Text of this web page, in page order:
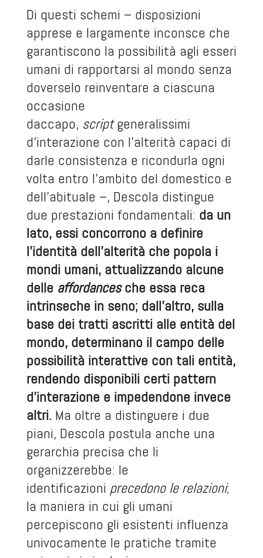
Di questi schemi – disposizioni
apprese e largamente inconsce che
garantiscono la possibilità agli esseri
umani di rapportarsi al mondo senza
doverselo reinventare a ciascuna
occasione
daccapo, scriptgeneralissimi
d’interazione con l’alterità capaci di
darle consistenza e ricondurla ogni
volta entro l’ambito del domestico e
dell’abituale –, Descola distingue
due prestazioni fondamentali: da un
lato, essi concorrono a definire
l’identità dell’alterità che popola i
mondi umani, attualizzando alcune
delle affordancesche essa reca
intrinseche in seno; dall’altro, sulla
base dei tratti ascritti alle entità del
mondo, determinano il campo delle
possibilità interattive con tali entità,
rendendo disponibili certi pattern
d’interazione e impedendone invece
altri.Ma oltre a distinguere i due
piani, Descola postula anche una
gerarchia precisa che li
organizzerebbe: le
identificazioni precedono le relazioni;
la maniera in cui gli umani
percepiscono gli esistenti influenza
univocamente le pratiche tramite